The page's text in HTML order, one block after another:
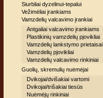
Siurbliai dyzelinui-tepalui
Vežimėliai įrankiams
Vamzdelių valcavimo įrankiai
Antgaliai valcavimo įrankiams
Plastikinių vamzdelių pjovikliai
Vamzdelių lankstymo prietaisai
Vamzdelių pjovikliai
Vamzdelių valcavimo rinkiniai
Guolių, skremulių nuėmėjai
Dvikojai/dvišakiai vartomi
Dvikojai/trišakiai tiesūs
Nuėmėjų rinkiniai